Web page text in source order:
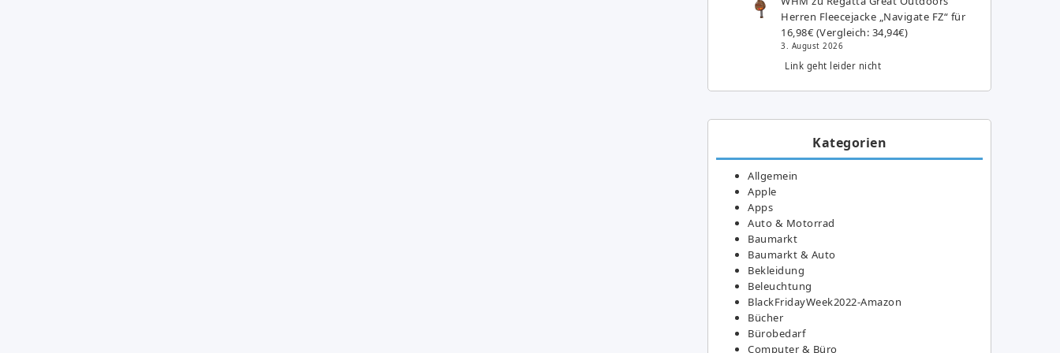
Herren Fleecejacke „Navigate FZ“ für
16,98€ (Vergleich: 34,94€)
3. August 2026
Link geht leider nicht
Kategorien
Allgemein
Apple
Apps
Auto & Motorrad
Baumarkt
Baumarkt & Auto
Bekleidung
Beleuchtung
BlackFridayWeek2022-Amazon
Bücher
Bürobedarf
Computer & Büro